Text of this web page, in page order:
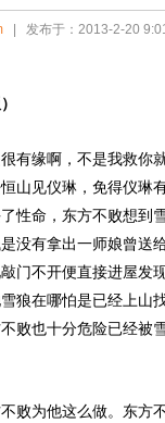
| 发布于：2013-2-20
有缘啊，不是我救你
山见仪琳，免得仪琳
性命，东方不败想到
没有拿出一师娘曾送
门不开便直接进屋发
狼在哪怕是已经上山
败也十分危险已经被
败为他这么做。东方